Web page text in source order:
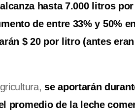
alcanza hasta 7.000 litros
de entre 33% y 50%
$ 20 por litro (antes eran
se aportarán
promedio de la leche